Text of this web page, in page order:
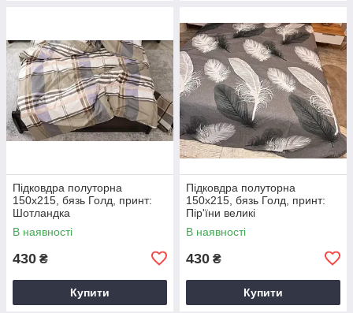
Підковдра полуторна
150х215, бязь Голд, принт:
Шотландка
В наявності
430 ₴
Купити
Підковдра полуторна
150х215, бязь Голд, принт:
Пір'їни великі
В наявності
430 ₴
Купити